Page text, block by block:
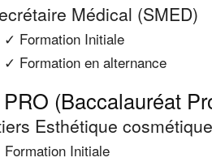
Médical (SMED)
✓ Formation Initiale
✓ Formation en alternance
PRO (Baccalauréat
Esthétique
Initiale